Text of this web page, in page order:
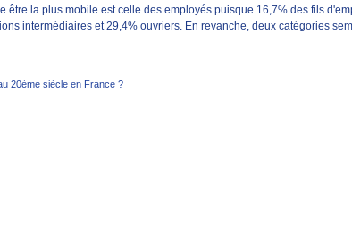
être la plus mobile est celle des employés puisque 16,7% des fils
intermédiaires et 29,4% ouvriers. En revanche, deux catégories
20ème siècle en France ?